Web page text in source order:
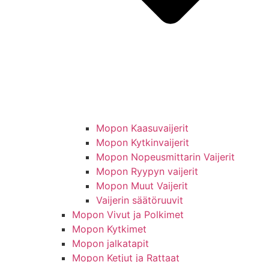
Mopon Kaasuvaijerit
Mopon Kytkinvaijerit
Mopon Nopeusmittarin Vaijerit
Mopon Ryypyn vaijerit
Mopon Muut Vaijerit
Vaijerin säätöruuvit
Mopon Vivut ja Polkimet
Mopon Kytkimet
Mopon jalkatapit
Mopon Ketjut ja Rattaat